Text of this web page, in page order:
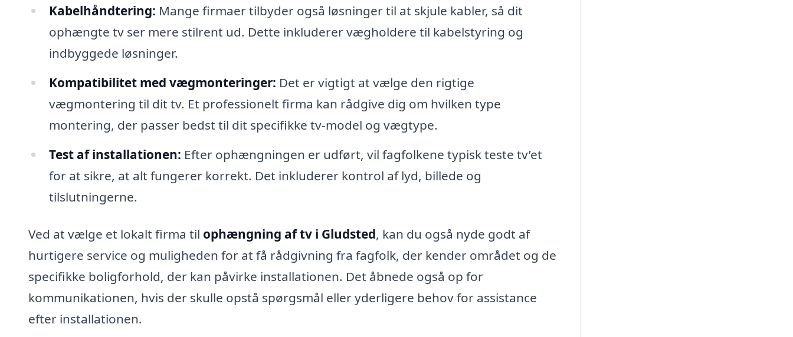
Kabelhåndtering: Mange firmaer tilbyder også løsninger til at skjule kabler, så dit
ophængte tv ser mere stilrent ud. Dette inkluderer vægholdere til kabelstyring og
indbyggede løsninger.
Kompatibilitet med vægmonteringer: Det er vigtigt at vælge den rigtige
vægmontering til dit tv. Et professionelt firma kan rådgive dig om hvilken type
montering, der passer bedst til dit specifikke tv-model og vægtype.
Test af installationen: Efter ophængningen er udført, vil fagfolkene typisk teste tv’et
for at sikre, at alt fungerer korrekt. Det inkluderer kontrol af lyd, billede og
tilslutningerne.
Ved at vælge et lokalt firma til ophængning af tv i Gludsted, kan du også nyde godt af
hurtigere service og muligheden for at få rådgivning fra fagfolk, der kender området og de
specifikke boligforhold, der kan påvirke installationen. Det åbnede også op for
kommunikationen, hvis der skulle opstå spørgsmål eller yderligere behov for assistance
efter installationen.